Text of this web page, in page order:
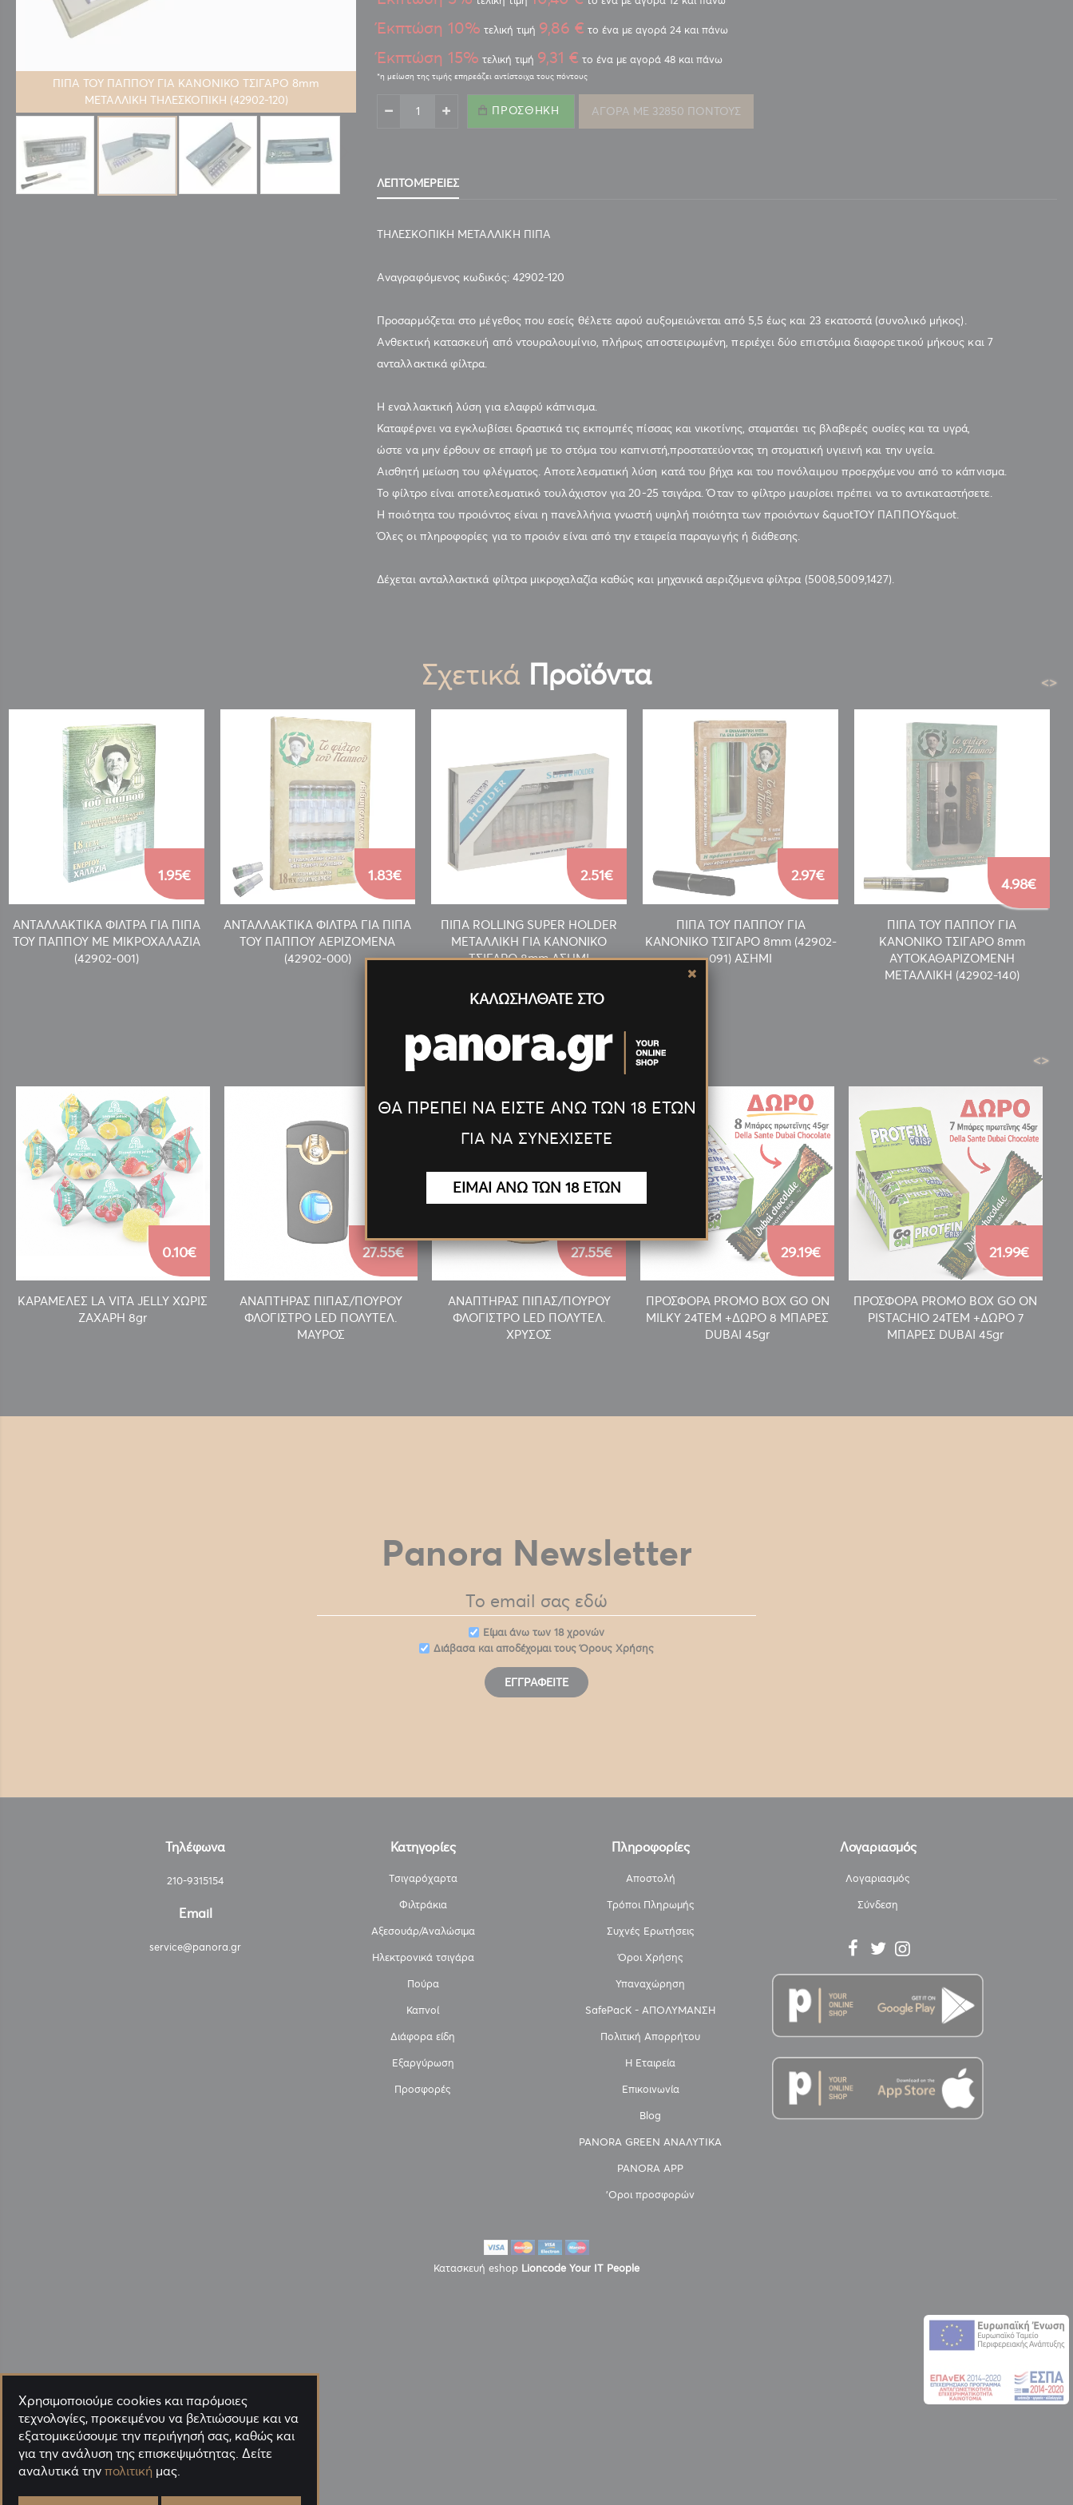
ΠΙΠΑ ΤΟΥ ΠΑΠΠΟΥ ΓΙΑ ΚΑΝΟΝΙΚΟ ΤΣΙΓΑΡΟ 8mm
ΜΕΤΑΛΛΙΚΗ ΤΗΛΕΣΚΟΠΙΚΗ (42902-120)
ΠΙΠΑ ΤΟΥ ΠΑΠΠΟΥ ΓΙΑ ΚΑΝΟΝΙΚΟ ΤΣΙΓΑΡΟ 8mm
ΜΕΤΑΛΛΙΚΗ ΤΗΛΕΣΚΟΠΙΚΗ (42902-120)
Έκπτώση 10% τελική τιμή 9,86 € το ένα με αγορά 24 και πάνω
Έκπτώση 15% τελική τιμή 9,31 € το ένα με αγορά 48 και πάνω
ΠΡΟΣΘΉΚΗ ΑΓΟΡΑ ΜΕ 32850 ΠΟΝΤΟΥΣ
ΛΕΠΤΟΜΈΡΕΙΕΣ
ΤΗΛΕΣΚΟΠΙΚΗ ΜΕΤΑΛΛΙΚΗ ΠΙΠΑ
Αναγραφόμενος κωδικός: 42902-120
Προσαρμόζεται στο μέγεθος που εσείς θέλετε αφού αυξομειώνεται από 5,5 έως και 23 εκατοστά (συνολικό μήκος).
Ανθεκτική κατασκευή από ντουραλουμίνιο, πλήρως αποστειρωμένη, περιέχει δύο επιστόμια διαφορετικού μήκους και 7
ανταλλακτικά φίλτρα.
Η εναλλακτική λύση για ελαφρύ κάπνισμα.
Καταφέρνει να εγκλωβίσει δραστικά τις εκπομπές πίσσας και νικοτίνης, σταματάει τις βλαβερές ουσίες και τα υγρά,
ώστε να μην έρθουν σε επαφή με το στόμα του καπνιστή,προστατεύοντας τη στοματική υγιεινή και την υγεία.
Αισθητή μείωση του φλέγματος. Αποτελεσματική λύση κατά του βήχα και του πονόλαιμου προερχόμενου από το κάπνισμα.
Το φίλτρο είναι αποτελεσματικό τουλάχιστον για 20-25 τσιγάρα. Όταν το φίλτρο μαυρίσει πρέπει να το αντικαταστήσετε.
Η ποιότητα του προιόντος είναι η πανελλήνια γνωστή υψηλή ποιότητα των προιόντων &quotΤΟΥ ΠΑΠΠΟΥ&quot.
Όλες οι πληροφορίες για το προιόν είναι από την εταιρεία παραγωγής ή διάθεσης.
Δέχεται ανταλλακτικά φίλτρα μικροχαλαζία καθώς και μηχανικά αεριζόμενα φίλτρα (5008,5009,1427).
Σχετικά Προϊόντα
ΑΝΤΑΛΛΑΚΤΙΚΑ ΦΙΛΤΡΑ ΓΙΑ ΠΙΠΑ
ΤΟΥ ΠΑΠΠΟΥ ΜΕ ΜΙΚΡΟΧΑΛΑΖΙΑ
(42902-001)
1.95€
ΑΝΤΑΛΛΑΚΤΙΚΑ ΦΙΛΤΡΑ ΓΙΑ ΠΙΠΑ
ΤΟΥ ΠΑΠΠΟΥ ΑΕΡΙΖΟΜΕΝΑ
(42902-000)
1.83€
ΠΙΠΑ ROLLING SUPER HOLDER
ΜΕΤΑΛΛΙΚΗ ΓΙΑ ΚΑΝΟΝΙΚΟ
ΤΣΙΓΑΡΟ 8mm ΑΣΗΜΙ
2.51€
ΠΙΠΑ ΤΟΥ ΠΑΠΠΟΥ ΓΙΑ
ΚΑΝΟΝΙΚΟ ΤΣΙΓΑΡΟ 8mm (42902-
091) ΑΣΗΜΙ
2.97€
ΠΙΠΑ ΤΟΥ ΠΑΠΠΟΥ ΓΙΑ
ΚΑΝΟΝΙΚΟ ΤΣΙΓΑΡΟ 8mm
ΑΥΤΟΚΑΘΑΡΙΖΟΜΕΝΗ
ΜΕΤΑΛΛΙΚΗ (42902-140)
4.98€
<>
ΝέαΠροϊόντα
ΚΑΡΑΜΕΛΕΣ LA VITA JELLY ΧΩΡΙΣ
ΖΑΧΑΡΗ 8gr
0.10€
ΑΝΑΠΤΗΡΑΣ ΠΙΠΑΣ/ΠΟΥΡΟΥ
ΦΛΟΓΙΣΤΡΟ LED ΠΟΛΥΤΕΛ.
ΜΑΥΡΟΣ
27.55€
ΑΝΑΠΤΗΡΑΣ ΠΙΠΑΣ/ΠΟΥΡΟΥ
ΦΛΟΓΙΣΤΡΟ LED ΠΟΛΥΤΕΛ.
ΧΡΥΣΟΣ
27.55€
ΠΡΟΣΦΟΡΑ PROMO BOX GO ON
MILKY 24TEM +ΔΩΡΟ 8 ΜΠΑΡΕΣ
DUBAI 45gr
29.19€
ΠΡΟΣΦΟΡΑ PROMO BOX GO ON
PISTACHIO 24TEM +ΔΩΡΟ 7
ΜΠΑΡΕΣ DUBAI 45gr
21.99€
<>
Panora Newsletter
Eίμαι άνω των 18 χρονών
Διάβασα και αποδέχομαι τουςΌρους Χρήσης
ΕΓΓΡΑΦΕΊΤΕ
Τηλέφωνα
210-9315154
Email
service@panora.gr
Κατηγορίες
Τσιγαρόχαρτα
Φιλτράκια
Αξεσουάρ/Αναλώσιμα
Ηλεκτρονικά τσιγάρα
Πούρα
Καπνοί
Διάφορα είδη
Εξαργύρωση
Προσφορές
Πληροφορίες
Αποστολή
Τρόποι Πληρωμής
Συχνές Ερωτήσεις
Όροι Χρήσης
Υπαναχώρηση
SafePacK - ΑΠΟΛΥΜΑΝΣΗ
Πολιτική Απορρήτου
Η Εταιρεία
Επικοινωνία
Blog
PANORA GREEN ΑΝΑΛΥΤΙΚΑ
PANORA APP
'Οροι προσφορών
Λογαριασμός
Λογαριασμός
Σύνδεση
Κατασκευή eshop Lioncode Your IT People
Χρησιμοποιούμε cookies και παρόμοιες
τεχνολογίες, προκειμένου να βελτιώσουμε και να
εξατομικεύσουμε την περιήγησή σας, καθώς και
για την ανάλυση της επισκεψιμότητας. Δείτε
αναλυτικά την πολιτική μας.
ΚΑΛΩΣΗΛΘΑΤΕ ΣΤΟ
ΘΑ ΠΡΕΠΕΙ ΝΑ ΕΙΣΤΕ ΑΝΩ ΤΩΝ 18 ΕΤΩΝ
ΓΙΑ ΝΑ ΣΥΝΕΧΙΣΕΤΕ
ΕΙΜΑΙ ΑΝΩ ΤΩΝ 18 ΕΤΩΝ